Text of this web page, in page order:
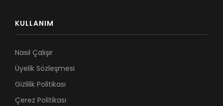
KULLANIM
Nasıl Çalışır
Üyelik Sözleşmesi
Gizlilik Politikası
Çerez Politikası